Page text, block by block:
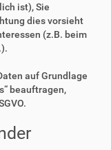
ist), Sie
dies vorsieht
(z.B. beim
auf Grundlage
beauftragen,